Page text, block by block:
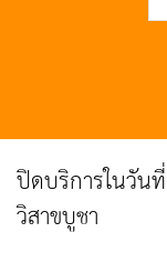
ปิดบริการในวัน
วิสาขบูชา